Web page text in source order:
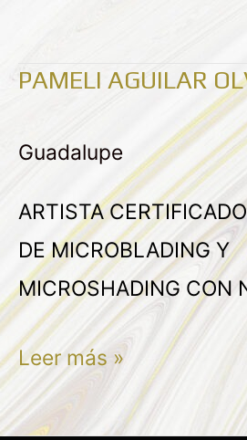
PAMELI AGUILAR
Guadalupe
ARTISTA
DE MICROBLADING Y
MICROSHADING CON
PAMELI
OLVERA
Leer más »